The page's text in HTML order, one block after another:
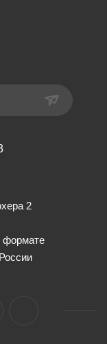
2
формате